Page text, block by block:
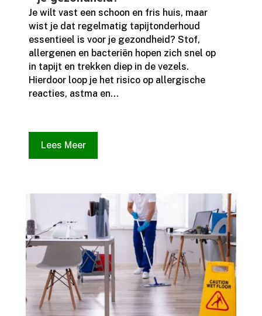
Je wilt vast een schoon en fris huis, maar
wist je dat regelmatig tapijtonderhoud
essentieel is voor je gezondheid? Stof,
allergenen en bacteriën hopen zich snel op
in tapijt en trekken diep in de vezels.​
Hierdoor loop je het risico op allergische
reacties, astma en...
Lees Meer